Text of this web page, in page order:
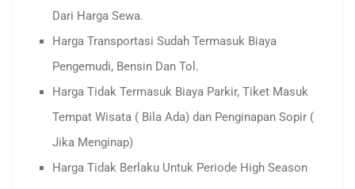
Dari Harga Sewa.
Harga Transportasi Sudah Termasuk Biaya
Pengemudi, Bensin Dan Tol.
Harga Tidak Termasuk Biaya Parkir, Tiket Masuk
Tempat Wisata ( Bila Ada) dan Penginapan Sopir (
Jika Menginap)
Harga Tidak Berlaku Untuk Periode High Season